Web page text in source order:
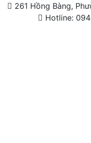
261 Hồng Bàng,
Hotline: